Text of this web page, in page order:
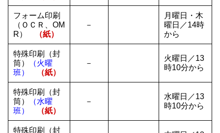
フォーム印刷
（ＯＣＲ、OM
R）
（紙）
－
月曜日・木
曜日／14時
から
特殊印刷（封
筒）
（火曜
班）
（紙）
－
火曜日／13
時10分から
特殊印刷（封
筒）
（水曜
班）
（紙）
－
水曜日／13
時10分から
特殊印刷（封